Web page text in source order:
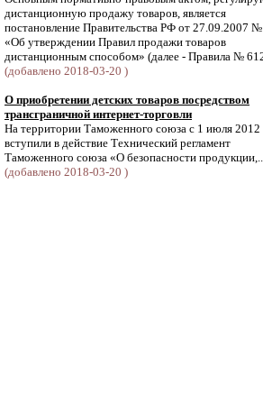
дистанционную продажу товаров, является
постановление Правительства РФ от 27.09.2007
«Об утверждении Правил продажи товаров
дистанционным способом» (далее - Правила №
(добавлено 2018-03-20 )
О приобретении детских товаров посредством
трансграничной интернет-торговли
На территории Таможенного союза с 1 июля 2012
вступили в действие Технический регламент
Таможенного союза «О безопасности
(добавлено 2018-03-20 )